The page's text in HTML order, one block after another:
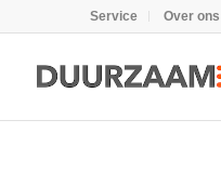
Service Over ons